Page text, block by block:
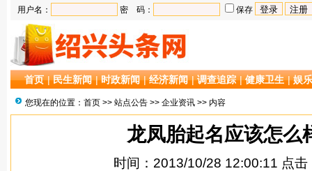
用户名： 密 码： 保存
首页 |民生新闻 |时政新闻 |经济新闻 |调查追踪 |健康卫生 |娱
您现在的位置： 首页 >> 站点公告 >> 企业资讯 >> 内容
龙凤胎起名应该怎么
时间：2013/10/28 12:00:11 点击